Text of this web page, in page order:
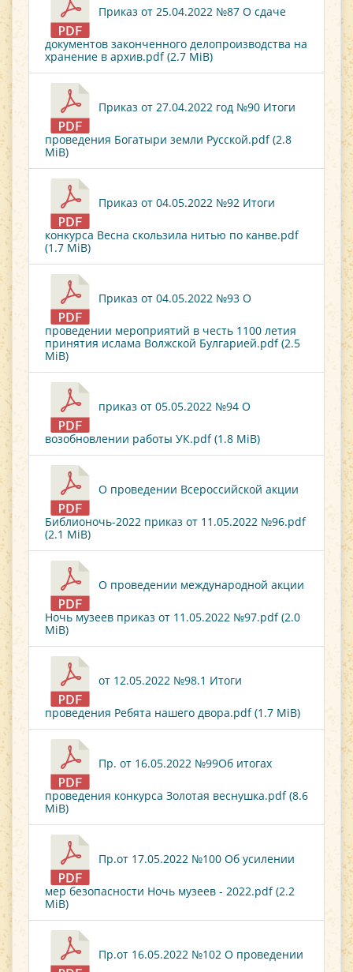
Приказ от 25.04.2022 №87 О сдаче
документов законченного делопроизводства на
хранение в архив.pdf (2.7 MiB)
Приказ от 27.04.2022 год №90 Итоги
проведения Богатыри земли Русской.pdf (2.8
MiB)
Приказ от 04.05.2022 №92 Итоги
конкурса Весна скользила нитью по канве.pdf
(1.7 MiB)
Приказ от 04.05.2022 №93 О
проведении мероприятий в честь 1100 летия
принятия ислама Волжской Булгарией.pdf (2.5
MiB)
приказ от 05.05.2022 №94 О
возобновлении работы УК.pdf (1.8 MiB)
О проведении Всероссийской акции
Библионочь-2022 приказ от 11.05.2022 №96.pdf
(2.1 MiB)
О проведении международной акции
Ночь музеев приказ от 11.05.2022 №97.pdf (2.0
MiB)
от 12.05.2022 №98.1 Итоги
проведения Ребята нашего двора.pdf (1.7 MiB)
Пр. от 16.05.2022 №99Об итогах
проведения конкурса Золотая веснушка.pdf (8.6
MiB)
Пр.от 17.05.2022 №100 Об усилении
мер безопасности Ночь музеев - 2022.pdf (2.2
MiB)
Пр.от 16.05.2022 №102 О проведении